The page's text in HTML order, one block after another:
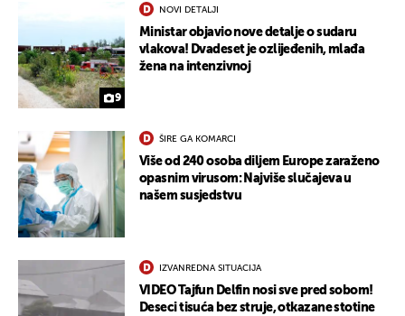
9
NOVI DETALJI
Ministar objavio nove detalje o sudaru
vlakova! Dvadeset je ozlijeđenih, mlađa
žena na intenzivnoj
ŠIRE GA KOMARCI
Više od 240 osoba diljem Europe zaraženo
opasnim virusom: Najviše slučajeva u
našem susjedstvu
IZVANREDNA SITUACIJA
VIDEO Tajfun Delfin nosi sve pred sobom!
Deseci tisuća bez struje, otkazane stotine